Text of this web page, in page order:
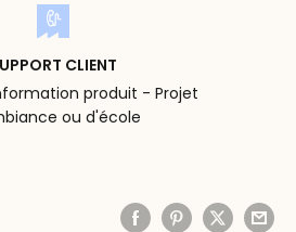
CLIENT
produit - Projet
ou d'école